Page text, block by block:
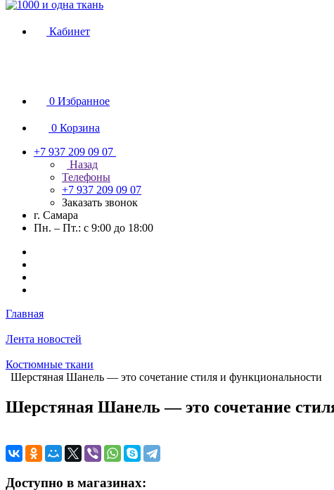
Кабинет
0 Избранное
0 Корзина
+7 937 209 09 07
Назад
Телефоны
+7 937 209 09 07
Заказать звонок
г. Самара
Пн. – Пт.: с 9:00 до 18:00
Главная
Лента новостей
Костюмные ткани
Шерстяная Шанель — это сочетание стиля и функциональности
Шерстяная Шанель — это сочетание
Доступно в магазинах: